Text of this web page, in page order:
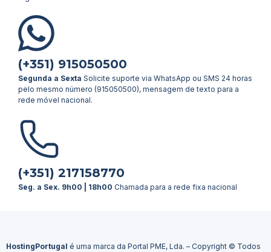
(+351) 915050500
Segunda a Sexta Solicite suporte via WhatsApp ou SMS 24 horas
pelo mesmo número (915050500), mensagem de texto para a
rede móvel nacional.
(+351) 217158770
Seg. a Sex. 9h00 | 18h00 Chamada para a rede fixa nacional
HostingPortugal é uma marca da Portal PME, Lda. – Copyright © Todos